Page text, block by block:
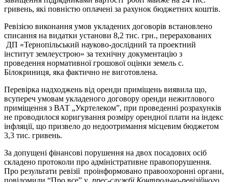
гривень, які повністю оплачені за рахунок бюджетних коштів.
Ревізією виконання умов укладених договорів встановлено
списання на видатки установи 8,2 тис. грн., перерахованих
ДП «Тернопільський науково-дослідний та проектний
інститут землеустрою» за технічну документацію з
проведення нормативної грошової оцінки земель с.
Білокриниця, яка фактично не виготовлена.
Перевірка надходжень від оренди приміщень виявила що,
всупереч умовам укладеного договору оренди нежитлового
приміщення з ВАТ „Укртелеком”, при проведенні розрахунків
не проводилося коригування розміру орендної плати на індекс
інфляції, що призвело до недоотримання місцевим бюджетом
3,3 тис. гривень.
За допущені фінансові порушення на двох посадових осіб
складено протоколи про адміністративне правопорушення.
Про результати ревізії проінформовано правоохоронні органи,